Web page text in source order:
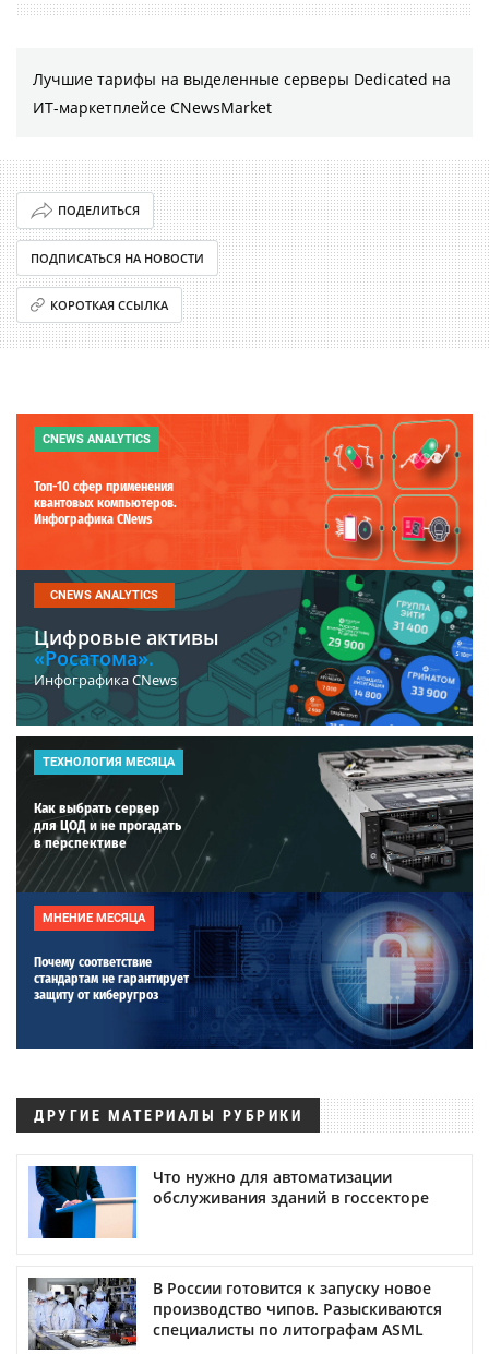
Лучшие тарифы на выделенные серверы Dedicated на
ИТ-маркетплейсе CNewsMarket
ПОДЕЛИТЬСЯ
ПОДПИСАТЬСЯ НА НОВОСТИ
КОРОТКАЯ ССЫЛКА
CNEWS ANALYTICS
Топ-10 сфер применения
квантовых компьютеров.
Инфографика CNews
CNEWS ANALYTICS
Цифровые активы
«Росатома».
Инфографика CNews
ТЕХНОЛОГИЯ МЕСЯЦА
Как выбрать сервер
для ЦОД и не прогадать
в перспективе
МНЕНИЕ МЕСЯЦА
Почему соответствие
стандартам не гарантирует
защиту от киберугроз
ДРУГИЕ МАТЕРИАЛЫ РУБРИКИ
Что нужно для автоматизации
обслуживания зданий в госсекторе
В России готовится к запуску новое
производство чипов. Разыскиваются
специалисты по литографам ASML